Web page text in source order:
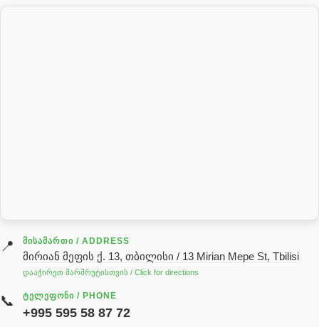
გადაცემათა კოლოფის ზეთი( კარობკის ზეთი)
ძრავის ზეთი
ჰიდრავლიკის ზეთი
реек
📍 ᲛᲘᲡᲐᲛᲐᲠᲗᲘ / ADDRESS
მირიან მეფის ქ. 13, თბილისი / 13 Mirian Mepe St, Tbilisi
დააჭირეთ მარშრუტისთვის / Click for directions
📞 ᲢᲔᲚᲔᲤᲝᲜᲘ / PHONE
+995 595 58 87 72